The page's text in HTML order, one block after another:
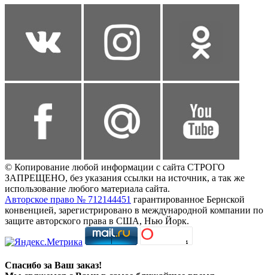
© Копирование любой информации с сайта СТРОГО
ЗАПРЕЩЕНО, без указания ссылки на источник, а так же
использование любого материала сайта.
Авторское право № 712144451 гарантированное Бернской
конвенцией, зарегистрировано в международной компании по
защите авторского права в США, Нью Йорк.
Спасибо за Ваш заказ!